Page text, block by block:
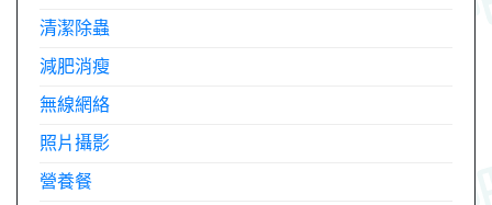
清潔除蟲
減肥消瘦
無線網絡
照片攝影
營養餐